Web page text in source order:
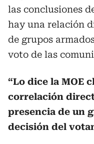
las conclusiones
hay una relación
de grupos
voto de las
“Lo dice la MOE
correlación
presencia de un
decisión del